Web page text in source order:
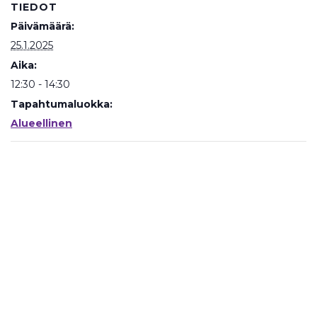
TIEDOT
Päivämäärä:
25.1.2025
Aika:
12:30 - 14:30
Tapahtumaluokka:
Alueellinen